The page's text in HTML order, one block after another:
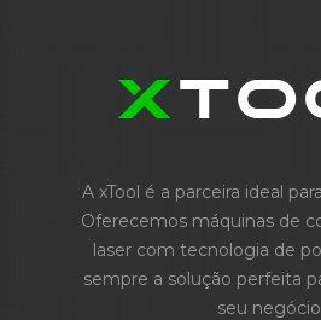
A xTool é a parceira ideal
Oferecemos máquinas de
laser com tecnologia de
sempre a solução perfeita
seu